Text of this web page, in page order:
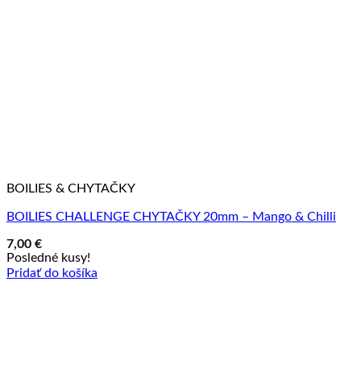
BOILIES & CHYTAČKY
BOILIES CHALLENGE CHYTAČKY 20mm – Mango & Chilli
7,00 €
Posledné kusy!
Pridať do košíka